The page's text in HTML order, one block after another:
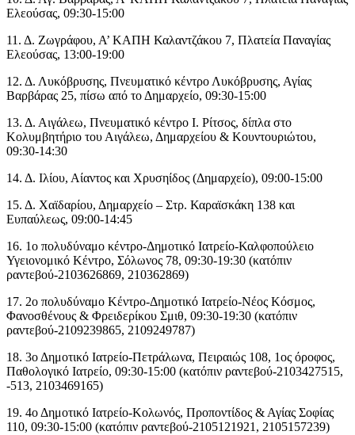
Ελεούσας, 09:30-15:00
11. Δ. Ζωγράφου, Α’ ΚΑΠΗ Καλαντζάκου 7, Πλατεία Παναγίας
Ελεούσας, 13:00-19:00
12. Δ. Λυκόβρυσης, Πνευματικό κέντρο Λυκόβρυσης, Αγίας
Βαρβάρας 25, πίσω από το Δημαρχείο, 09:30-15:00
13. Δ. Αιγάλεω, Πνευματικό κέντρο Ι. Ρίτσος, δίπλα στο
Κολυμβητήριο του Αιγάλεω, Δημαρχείου & Κουντουριώτου,
09:30-14:30
14. Δ. Ιλίου, Αίαντος και Χρυσηίδος (Δημαρχείο), 09:00-15:00
15. Δ. Χαϊδαρίου, Δημαρχείο – Στρ. Καραϊσκάκη 138 και
Ευπαύλεως, 09:00-14:45
16. 1ο πολυδύναμο κέντρο-Δημοτικό Ιατρείο-Καλφοπούλειο
Υγειονομικό Κέντρο, Σόλωνος 78, 09:30-19:30 (κατόπιν
ραντεβού-2103626869, 210362869)
17. 2ο πολυδύναμο Κέντρο-Δημοτικό Ιατρείο-Νέος Κόσμος,
Φανοσθένους & Φρειδερίκου Σμιθ, 09:30-19:30 (κατόπιν
ραντεβού-2109239865, 2109249787)
18. 3ο Δημοτικό Ιατρείο-Πετράλωνα, Πειραιώς 108, 1ος όροφος,
Παθολογικό Ιατρείο, 09:30-15:00 (κατόπιν ραντεβού-2103427515,
-513, 2103469165)
19. 4ο Δημοτικό Ιατρείο-Κολωνός, Προποντίδος & Αγίας Σοφίας
110, 09:30-15:00 (κατόπιν ραντεβού-2105121921, 2105157239)